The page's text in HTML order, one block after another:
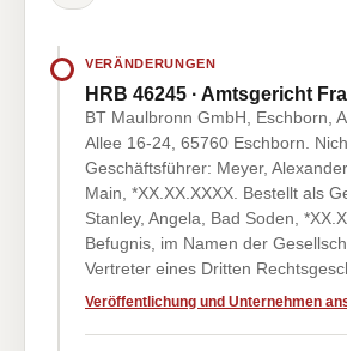
VERÄNDERUNGEN
HRB 46245 · Amtsgericht
BT Maulbronn GmbH, Eschborn,
Allee 16-24, 65760 Eschborn.
Geschäftsführer: Meyer,
Main, *XX.XX.XXXX. Bestellt als
Stanley, Angela, Bad Soden,
Befugnis, im Namen der
Vertreter eines Dritten
Veröffentlichung und Unternehmen